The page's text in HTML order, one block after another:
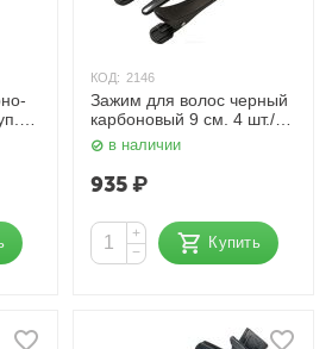
КОД: 2146
Зажим для волос черный
карбоновый 9 см. 4 шт./
уп. CL-2522 Dewal
в наличии
935₽
+
−
Купить